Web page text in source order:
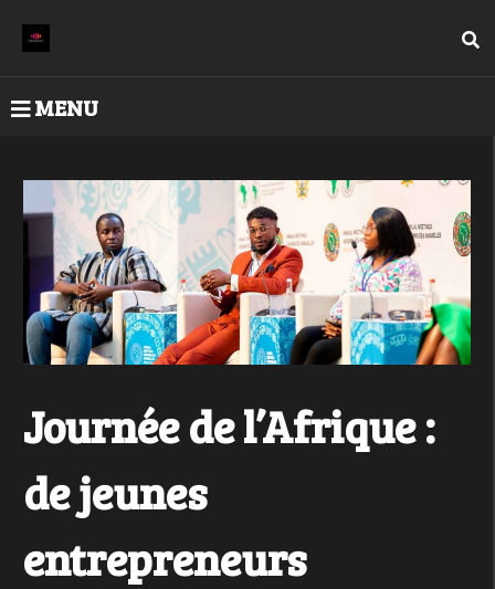
MENU
Journée de l’Afrique :
de jeunes
entrepreneurs